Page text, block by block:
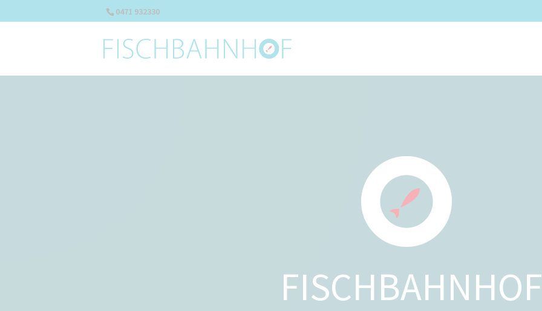
0471 932330
FISCHBAHNHOF